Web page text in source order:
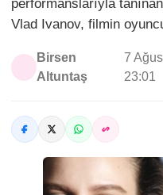
performanslarıyla
Vlad Ivanov, filmin
Birsen
Altuntaş
7
23:01